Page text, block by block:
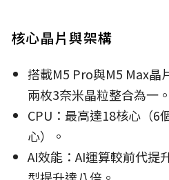
核心晶片與架構
搭載M5 Pro與M5 Max晶
兩枚3奈米晶粒整合為一。
CPU：最高達18核心（6
心）。
AI效能：AI運算較前代提